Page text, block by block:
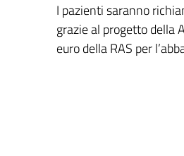
I pazienti saranno
grazie al progetto della
euro della RAS per